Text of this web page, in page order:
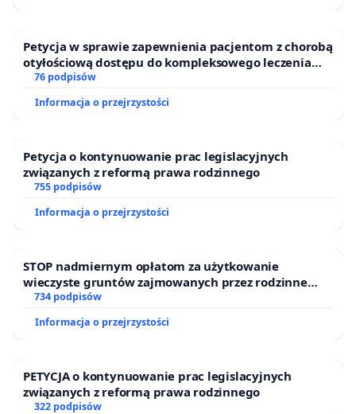
Petycja w sprawie zapewnienia pacjentom z chorobą
otyłościową dostępu do kompleksowego leczenia
oraz programów profilaktycznych.
76 podpisów
Informacja o przejrzystości
Petycja o kontynuowanie prac legislacyjnych
związanych z reformą prawa rodzinnego
755 podpisów
Informacja o przejrzystości
STOP nadmiernym opłatom za użytkowanie
wieczyste gruntów zajmowanych przez rodzinne
ogrody działkowe.
734 podpisów
Informacja o przejrzystości
PETYCJA o kontynuowanie prac legislacyjnych
związanych z reformą prawa rodzinnego
322 podpisów